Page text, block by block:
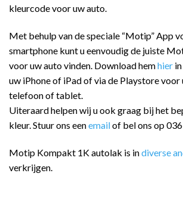
kleurcode voor uw auto.
Met behulp van de speciale “Motip” App
smartphone kunt u eenvoudig de juiste
voor uw auto vinden. Download hemhier
uw iPhone of iPad of via de Playstore
telefoon of tablet.
Uiteraard helpen wij u ook graag bij het
kleur. Stuur ons eenemailof bel ons op
Motip Kompakt 1K autolak is indiverse
verkrijgen.